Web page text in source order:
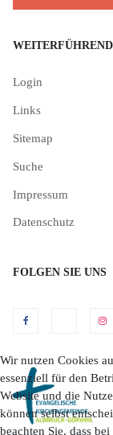
Login
Links
Sitemap
Suche
Impressum
Datenschutz
FOLGEN SIE UNS
Wir nutzen Cookies
essenziell für den
Website und die
können selbst
beachten Sie, dass